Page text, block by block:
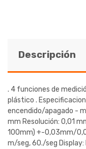
Descripción
. 4 funciones de
plástico .
encendido/apagado -
mm Resolución: 0,01
100mm) +-0,03mm/
m/seg, 60./seg Display: